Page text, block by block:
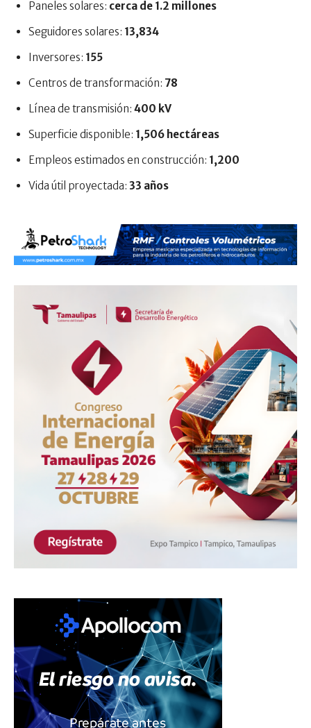
Paneles solares: cerca de 1.2 millones
Seguidores solares: 13,834
Inversores: 155
Centros de transformación: 78
Línea de transmisión: 400 kV
Superficie disponible: 1,506 hectáreas
Empleos estimados en construcción: 1,200
Vida útil proyectada: 33 años